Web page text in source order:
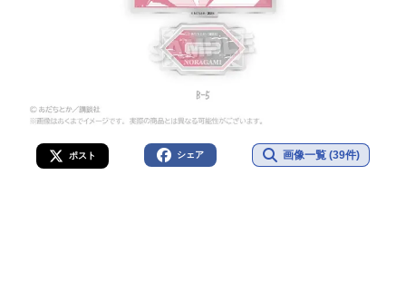
ポスト シェア 画像一覧 (39件)